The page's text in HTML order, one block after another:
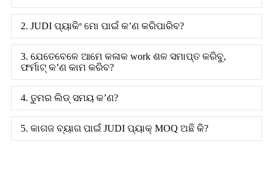
2. JUDI ପ୍ୟାକିଂ ମୋ ପାଇଁ କ’ଣ କରିପାରିବ?
3. ଯେତେବେଳେ ଆମେ କଳାକ work ଶଳ ସମାପ୍ତ କରିବୁ,
ଫର୍ମାଟ୍ କ’ଣ କାମ କରିବ?
4. ତୁମର ଲିଡ୍ ସମୟ କ’ଣ?
5. କାଗଜ ବ୍ୟାଗ ପାଇଁ JUDI ପ୍ୟାକ୍ MOQ ଅଛି କି?